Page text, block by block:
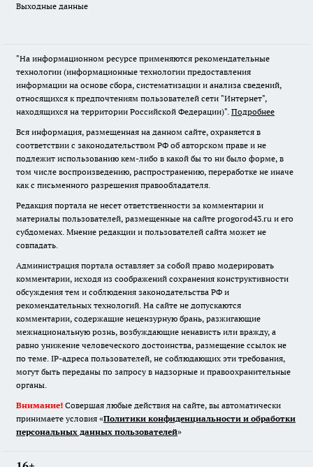
Выходные данные
"На информационном ресурсе применяются рекомендательные
технологии (информационные технологии предоставления
информации на основе сбора, систематизации и анализа сведений,
относящихся к предпочтениям пользователей сети "Интернет",
находящихся на территории Российской Федерации)". Подробнее
Вся информация, размещенная на данном сайте, охраняется в
соответствии с законодательством РФ об авторском праве и не
подлежит использованию кем-либо в какой бы то ни было форме, в
том числе воспроизведению, распространению, переработке не иначе
как с письменного разрешения правообладателя.
Редакция портала не несет ответственности за комментарии и
материалы пользователей, размещенные на сайте progorod43.ru и его
субдоменах. Мнение редакции и пользователей сайта может не
совпадать.
Администрация портала оставляет за собой право модерировать
комментарии, исходя из соображений сохранения конструктивности
обсуждения тем и соблюдения законодательства РФ и
рекомендательных технологий. На сайте не допускаются
комментарии, содержащие нецензурную брань, разжигающие
межнациональную рознь, возбуждающие ненависть или вражду, а
равно унижение человеческого достоинства, размещение ссылок не
по теме. IP-адреса пользователей, не соблюдающих эти требования,
могут быть переданы по запросу в надзорные и правоохранительные
органы.
Внимание! Совершая любые действия на сайте, вы автоматически
принимаете условия «Политики конфиденциальности и обработки
персональных данных пользователей»